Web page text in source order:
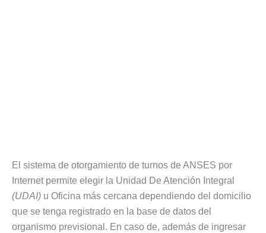
El sistema de otorgamiento de turnos de ANSES por
Internet permite elegir la Unidad De Atención Integral
(UDAI) u Oficina más cercana dependiendo del domicilio
que se tenga registrado en la base de datos del
organismo previsional. En caso de, además de ingresar